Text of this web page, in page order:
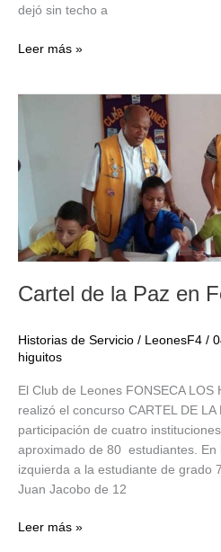
dejó sin techo a
Brigada
Leer más »
Cartel de la Paz en
Historias de Servicio / LeonesF4 /
higuitos
El Club de Leones FONSECA LOS
realizó el concurso CARTEL DE
participación de cuatro
aproximado de 80 estudiantes. En
izquierda a la estudiante de grado
Juan Jacobo de 12
Cartel
Leer más »